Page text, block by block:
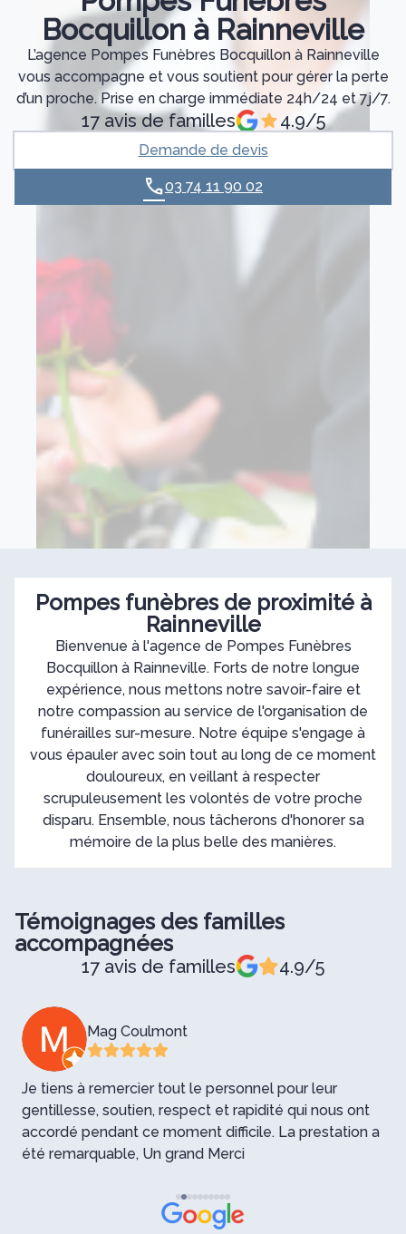
Bocquillon à Rainneville
L’agence Pompes Funèbres Bocquillon à Rainneville
vous accompagne et vous soutient pour gérer la perte
d’un proche. Prise en charge immédiate 24h/24 et 7j/7.
17 avis de familles 4.9/5
Demande de devis
03 74 11 90 02
Pompes funèbres de proximité à
Rainneville
Bienvenue à l'agence de Pompes Funèbres
Bocquillon à Rainneville. Forts de notre longue
expérience, nous mettons notre savoir-faire et
notre compassion au service de l'organisation de
funérailles sur-mesure. Notre équipe s'engage à
vous épauler avec soin tout au long de ce moment
douloureux, en veillant à respecter
scrupuleusement les volontés de votre proche
disparu. Ensemble, nous tâcherons d'honorer sa
mémoire de la plus belle des manières.
Témoignages des familles
accompagnées
17 avis de familles 4.9/5
Mag Coulmont
Je tiens à remercier tout le personnel pour leur
gentillesse, soutien, respect et rapidité qui nous ont
accordé pendant ce moment difficile. La prestation a
été remarquable, Un grand Merci